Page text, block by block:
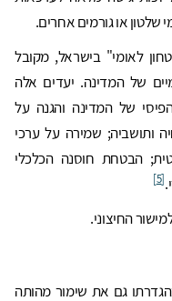
שלטון או גורמים אחרים.
לאומי" בישראל, מקובל
של המדינה. יעדים אלה
של המדינה והגנה על
ותושביה; שמירה על ערכי
הבטחת חוסנה הכלכלי
[5]
החיצוני.
גם את שימור מהותה